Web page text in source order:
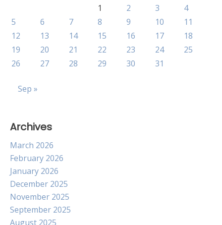
1
2 3
4
5
6 7 8 9 10
11
12
13 14 15 16 17
18
19
20 21 22 23 24
25
26
27 28 29 30 31
Sep »
Archives
March 2026
February 2026
January 2026
December 2025
November 2025
September 2025
August 2025